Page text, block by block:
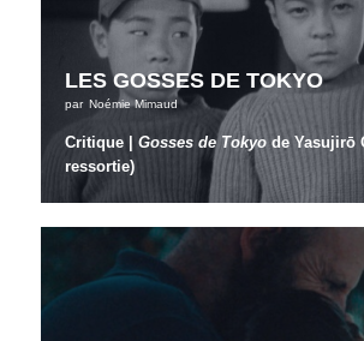
LES GOSSES DE TOKYO
par Noémie Mimaud
Critique |Gosses de Tokyode Yasujirō
ressortie)